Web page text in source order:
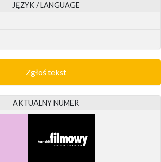
JĘZYK / LANGUAGE
Zgłoś tekst
AKTUALNY NUMER